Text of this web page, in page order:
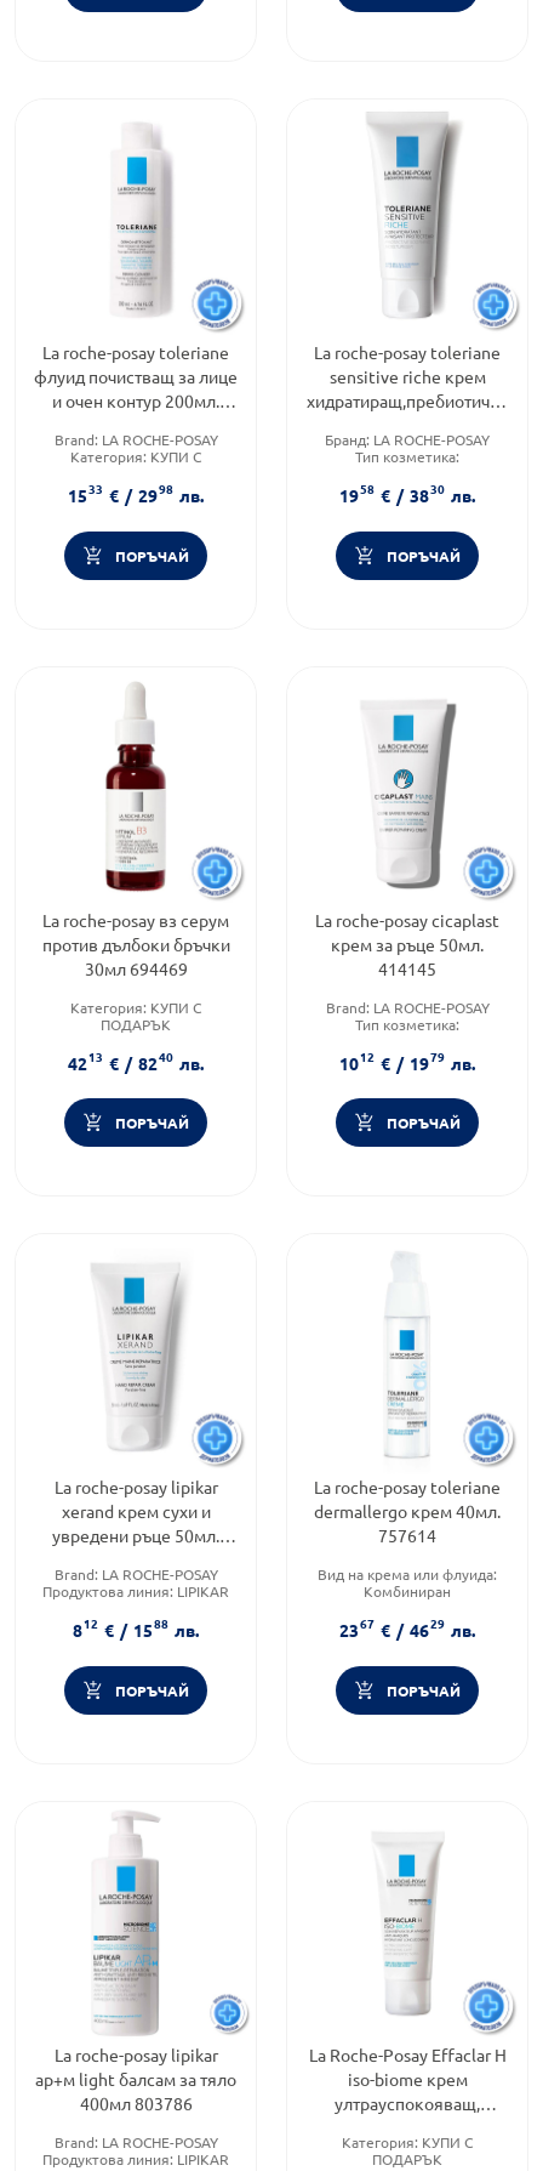
La roche-posay toleriane
флуид почистващ за лице
и очен контур 200мл.
Brand: LA ROCHE-POSAY
Категория: КУПИ С
Форма на продукта:флуид
1533 € / 2998 лв.
ПОРЪЧАЙ
La roche-posay toleriane
sensitive riche крем
хидратиращ,пребиотичен
Бранд: LA ROCHE-POSAY
Тип козметика:
Форма на продукта:крем
1958 € / 3830 лв.
ПОРЪЧАЙ
La roche-posay вз серум
против дълбоки бръчки
30мл 694469
Категория: КУПИ С
ПОДАРЪК
Дермокозметика
Форма на продукта:серум
4213 € / 8240 лв.
ПОРЪЧАЙ
La roche-posay cicaplast
крем за ръце 50мл.
414145
Brand: LA ROCHE-POSAY
Тип козметика:
Форма на продукта:крем
1012 € / 1979 лв.
ПОРЪЧАЙ
La roche-posay lipikar
xerand крем сухи и
увредени ръце 50мл.
Brand: LA ROCHE-POSAY
Продуктова линия: LIPIKAR
Дермокозметика
812 € / 1588 лв.
ПОРЪЧАЙ
La roche-posay toleriane
dermallergo крем 40мл.
757614
Вид на крема или флуида:
Комбиниран
ПОДАРЪК
Тип кожа:Чувствителна и
2367 € / 4629 лв.
ПОРЪЧАЙ
La roche-posay lipikar
ap+м light балсам за тяло
400мл 803786
Brand: LA ROCHE-POSAY
Продуктова линия: LIPIKAR
La Roche-Posay Effaclar H
iso-biome крем
ултрауспокояващ,
777797
Категория: КУПИ С
ПОДАРЪК